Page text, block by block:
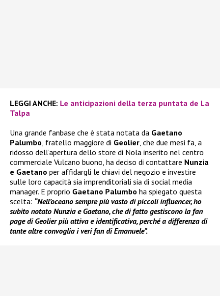
LEGGI ANCHE: Le anticipazioni della terza puntata de La
Talpa
Una grande fanbase che è stata notata da Gaetano
Palumbo, fratello maggiore di Geolier, che due mesi fa, a
ridosso dell’apertura dello store di Nola inserito nel centro
commerciale Vulcano buono, ha deciso di contattare Nunzia
e Gaetano per affidargli le chiavi del negozio e investire
sulle loro capacità sia imprenditoriali sia di social media
manager. E proprio Gaetano Palumbo ha spiegato questa
scelta: “Nell’oceano sempre più vasto di piccoli influencer, ho
subito notato Nunzia e Gaetano, che di fatto gestiscono la fan
page di Geolier più attiva e identificativa, perché a differenza di
tante altre convoglia i veri fan di Emanuele”.